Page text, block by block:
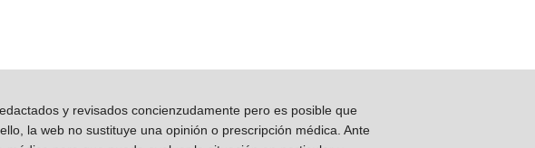
y revisados concienzudamente pero es posible que
la web no sustituye una opinión o prescripción médica. Ante